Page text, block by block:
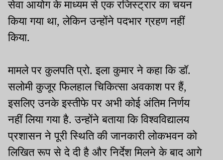
सेवा आयोग के माध्यम से एक रजिस्ट्रार का चयन
किया गया था, लेकिन उन्होंने पदभार ग्रहण नहीं
किया.
मामले पर कुलपति प्रो. इला कुमार ने कहा कि डॉ.
सलोमी कुजूर फिलहाल चिकित्सा अवकाश पर हैं,
इसलिए उनके इस्तीफे पर अभी कोई अंतिम निर्णय
नहीं लिया गया है. उन्होंने बताया कि विश्वविद्यालय
प्रशासन ने पूरी स्थिति की जानकारी लोकभवन को
लिखित रूप से दे दी है और निर्देश मिलने के बाद आगे